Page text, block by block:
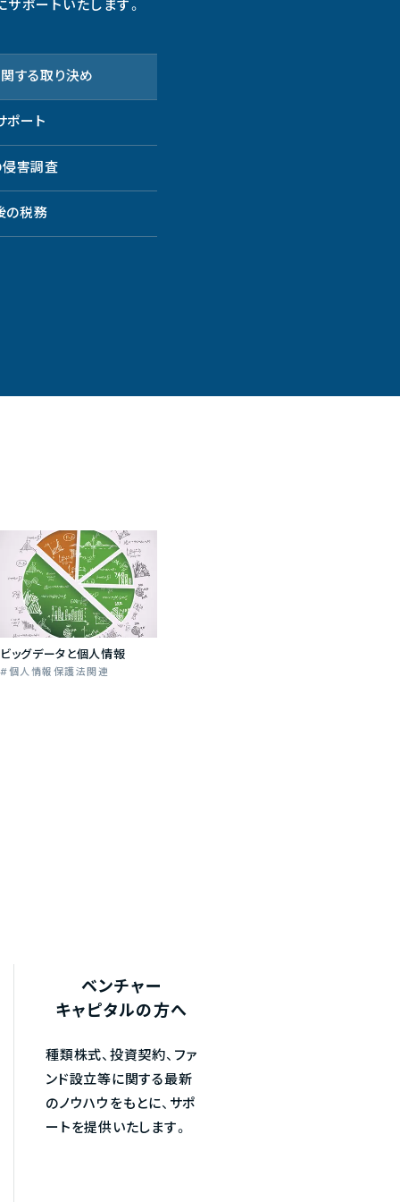
ポートいたします。
する取り決め
ポート
侵害調査
の税務
ビッグデータと個人情報
個人情報保護法関連
ベンチャー
キャピタルの方へ
種類株式、投資契約、ファ
ンド設立等に関する最新
のノウハウをもとに、サポ
ートを提供いたします。